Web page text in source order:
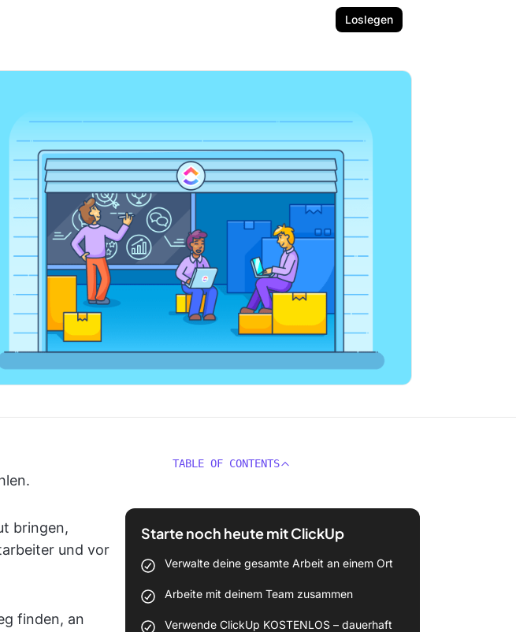
Loslegen
bringen,
und vor
finden, an
TABLE OF CONTENTS
Starte noch heute mit ClickUp
Verwalte deine gesamte Arbeit an einem Ort
Arbeite mit deinem Team zusammen
Verwende ClickUp KOSTENLOS – dauerhaft